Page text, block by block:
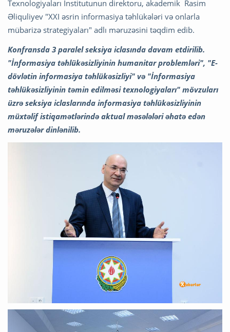
Texnologiyaları İnstitutunun direktoru, akademik Rasim
Əliquliyev "XXI əsrin informasiya təhlükələri və onlarla
mübarizə strategiyaları" adlı məruzəsini təqdim edib.
Konfransda 3 paralel seksiya iclasında davam etdirilib.
"İnformasiya təhlükəsizliyinin humanitar problemləri", "E-
dövlətin informasiya təhlükəsizliyi" və "İnformasiya
təhlükəsizliyinin təmin edilməsi texnologiyaları" mövzuları
üzrə seksiya iclaslarında informasiya təhlükəsizliyinin
müxtəlif istiqamətlərində aktual məsələləri əhatə edən
məruzələr dinlənilib.